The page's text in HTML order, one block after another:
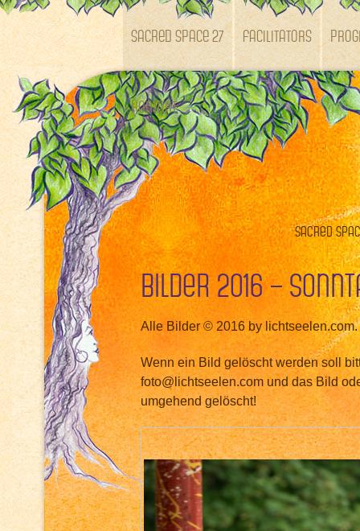
SACRED SPACE 27 Facilitators
Kontakt
Sacred
Bilder 2016 –
Alle Bilder © 2016 by lichtseelen.com.
Wenn ein Bild gelöscht werden soll
foto@lichtseelen.com und das Bild
umgehend gelöscht!